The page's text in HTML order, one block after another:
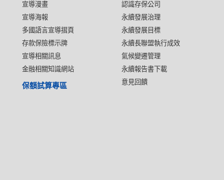
宣導漫畫
宣導海報
多國語言宣導摺頁
存款保險標示牌
宣導相關訊息
金融相關知識網站
認識存保公司
永續發展治理
永續發展目標
永續長聯盟執行成效
氣候變遷管理
永續報告書下載
意見回饋
保額試算專區